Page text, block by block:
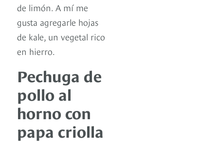
de limón. A mí me
gusta agregarle hojas
de kale, un vegetal rico
en hierro.
Pechuga de
pollo al
horno con
papa criolla